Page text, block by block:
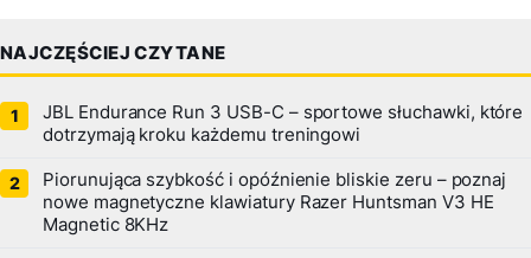
NAJCZĘŚCIEJ CZYTANE
JBL Endurance Run 3 USB-C – sportowe słuchawki, które
dotrzymają kroku każdemu treningowi
Piorunująca szybkość i opóźnienie bliskie zeru – poznaj
nowe magnetyczne klawiatury Razer Huntsman V3 HE
Magnetic 8KHz